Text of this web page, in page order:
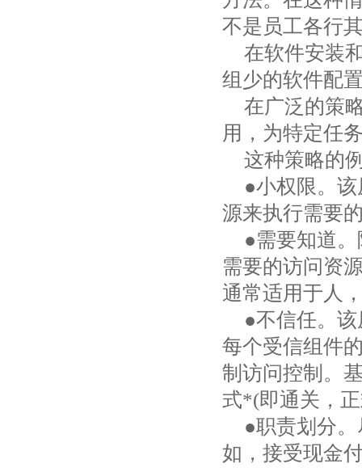
不是员工各行
在软件安装
组少的软件配
在广泛的策
用，为特定任
这种策略的
●小权限。
源来执行需要
●需要知道
需要的访问资
通常适用于人
●不信任。
每个受信组件
制访问控制。
式*(即通关，
●职责划分
如，接受现金